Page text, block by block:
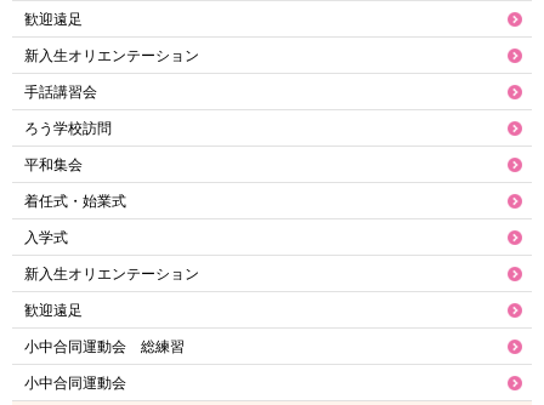
歓迎遠足
新入生オリエンテーション
手話講習会
ろう学校訪問
平和集会
着任式・始業式
入学式
新入生オリエンテーション
歓迎遠足
小中合同運動会 総練習
小中合同運動会